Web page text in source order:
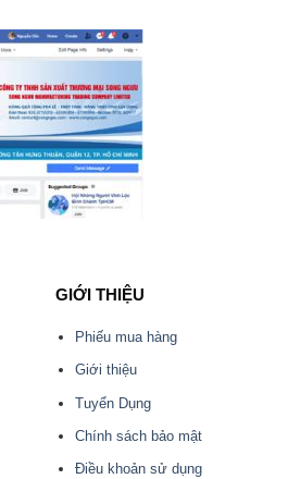
GIỚI THIỆU
Phiếu mua hàng
Giới thiệu
Tuyển Dụng
Chính sách bảo mật
Điều khoản sử dụng